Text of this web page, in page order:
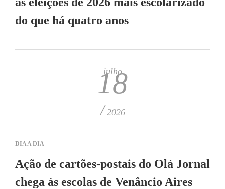
do que há quatro anos
julho
18
/ 2026
DIA A DIA
Ação de cartões-postais do Olá Jornal
chega às escolas de Venâncio Aires